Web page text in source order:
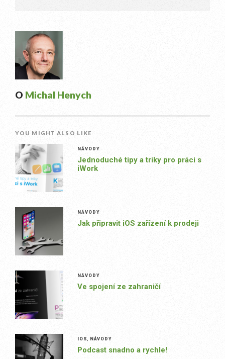
O Michal Henych
YOU MIGHT ALSO LIKE
NÁVODY
Jednoduché tipy a triky pro práci s
iWork
NÁVODY
Jak připravit iOS zařízení k prodeji
NÁVODY
Ve spojení ze zahraničí
IOS NÁVODY
Podcast snadno a rychle!